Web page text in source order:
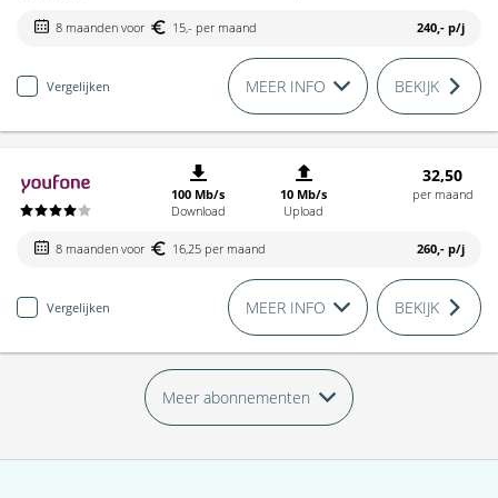
8 maanden voor 15,- per maand 240,- p/j
Vergelijken MEER INFO BEKIJK
100 Mb/s
Download
10 Mb/s
Upload
32,50
per maand
8 maanden voor 16,25 per maand 260,- p/j
Vergelijken MEER INFO BEKIJK
Meer abonnementen